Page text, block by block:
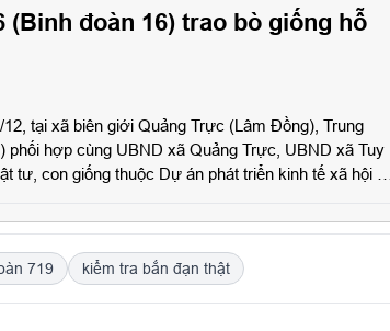
(Binh đoàn 16) trao bò giống hỗ
tại xã biên giới Quảng Trực (Lâm Đồng), Trung
phối hợp cùng UBND xã Quảng Trực, UBND xã Tuy
tư, con giống thuộc Dự án phát triển kinh tế xã hội -
719 kiểm tra bắn đạn thật